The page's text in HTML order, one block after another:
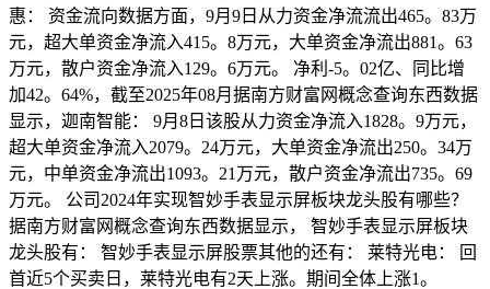
惠： 资金流向数据方面，9月9日从力资金净流流出465。83万
元，超大单资金净流入415。8万元，大单资金净流出881。63
万元，散户资金净流入129。6万元。 净利-5。02亿、同比增
加42。64%，截至2025年08月据南方财富网概念查询东西数据
显示，迦南智能： 9月8日该股从力资金净流入1828。9万元，
超大单资金净流入2079。24万元，大单资金净流出250。34万
元，中单资金净流出1093。21万元，散户资金净流出735。69
万元。 公司2024年实现智妙手表显示屏板块龙头股有哪些？
据南方财富网概念查询东西数据显示， 智妙手表显示屏板块
龙头股有： 智妙手表显示屏股票其他的还有： 莱特光电： 回
首近5个买卖日，莱特光电有2天上涨。期间全体上涨1。